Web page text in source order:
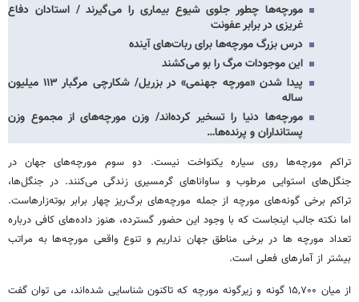
مورچه‌ها چطور جلوی شیوع بیماری را می‌گیرند / استادان دفاع
غریزی در برابر عفونت
درس بزرگ مورچه‌ها برای ربات‌های آینده
این موجودات مرگ را بو می‌کشند
پیدا شدن «مورچه‌ جهنمی» در بزریل/ شکارچی مرگبار ۱۱۳ میلیون
ساله
مورچه‌ها دنیا را تسخیر کرده‌اند/ وزن مورچه‌های از مجموع وزن
پستانداران و پرنده‌ها…
تراکم مورچه‌ها روی سیاره یکنواخت نیست. دو سوم مورچه‌های جهان در
جنگل‌های استوایی مرطوب و ساواناهای گرمسیری زندگی می‌کنند. در جنگل‌ها،
تراکم برخی گونه‌های مورچه از جمله مورچه‌های برگ‌ریز چهار برابر بوته‌زارهاست.
اما نکته جالب اینجاست که با وجود این حضور گسترده، هنوز داده‌های کافی درباره
تعداد مورچه ها در برخی مناطق جهان نداریم و تنوع واقعی مورچه‌ها به مراتب
بیشتر از آمارهای فعلی است.
از میان ۱۵,۷۰۰ گونه و زیرگونه مورچه که تاکنون شناسایی شده‌اند، می توان گفت